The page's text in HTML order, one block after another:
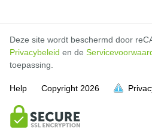
Deze site wordt beschermd door
Privacybeleid en de
toepassing.
Help Copyright 2026